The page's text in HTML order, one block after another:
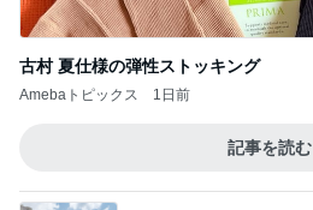
古村 夏仕様の弾性ストッキング
Amebaトピックス 1日前
記事を読む